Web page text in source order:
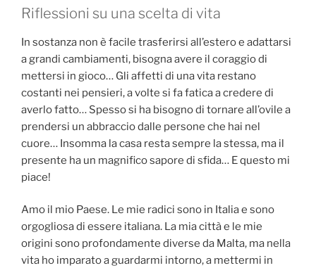
Riflessioni su una scelta di vita
In sostanza non è facile trasferirsi all’estero e adattarsi
a grandi cambiamenti, bisogna avere il coraggio di
mettersi in gioco… Gli affetti di una vita restano
costanti nei pensieri, a volte si fa fatica a credere di
averlo fatto… Spesso si ha bisogno di tornare all’ovile a
prendersi un abbraccio dalle persone che hai nel
cuore… Insomma la casa resta sempre la stessa, ma il
presente ha un magnifico sapore di sfida… E questo mi
piace!
Amo il mio Paese. Le mie radici sono in Italia e sono
orgogliosa di essere italiana. La mia città e le mie
origini sono profondamente diverse da Malta, ma nella
vita ho imparato a guardarmi intorno, a mettermi in